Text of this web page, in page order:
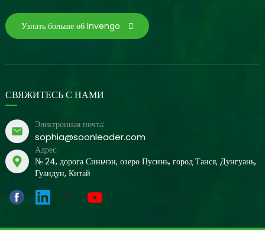
Узнать больше об Invengo
СВЯЖИТЕСЬ С НАМИ
Электронная почта:
sophia@soonleader.com
Адрес:
№ 24, дорога Синьчэн, озеро Пусинь, город Танся, Дунгуань,
Гуандун, Китай